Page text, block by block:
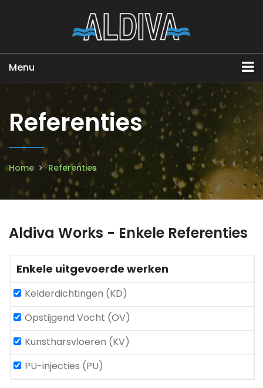
Menu
Referenties
Home Referenties
Aldiva Works - Enkele Referenties
Enkele uitgevoerde werken
Kelderdichtingen (KD)
Opstijgend Vocht (OV)
Kunstharsvloeren (KV)
PU-injecties (PU)